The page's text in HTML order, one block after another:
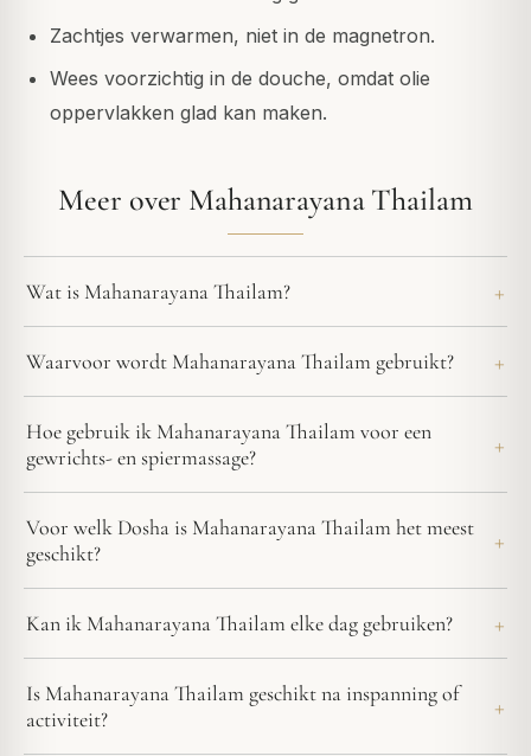
Zachtjes verwarmen, niet in de magnetron.
Wees voorzichtig in de douche, omdat olie
oppervlakken glad kan maken.
Meer over Mahanarayana Thailam
Wat is Mahanarayana Thailam?
Waarvoor wordt Mahanarayana Thailam gebruikt?
Hoe gebruik ik Mahanarayana Thailam voor een
gewrichts- en spiermassage?
Voor welk Dosha is Mahanarayana Thailam het meest
geschikt?
Kan ik Mahanarayana Thailam elke dag gebruiken?
Is Mahanarayana Thailam geschikt na inspanning of
activiteit?